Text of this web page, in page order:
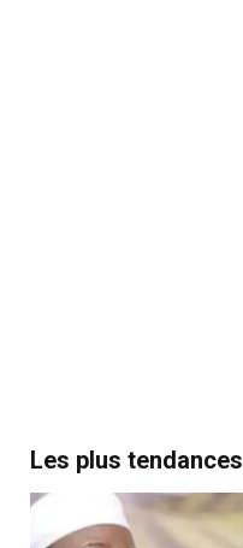
Les plus tendances